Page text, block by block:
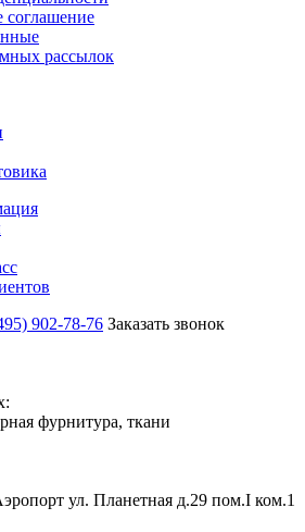
соглашение
рассылок
902-78-76 Заказать звонок
фурнитура, ткани
ул. Планетная д.29 пом.I ком.1